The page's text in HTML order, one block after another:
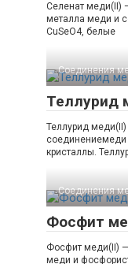
Селенат меди(II)
металла меди и
CuSeO4, белые
Соединения
Теллурид
Теллурид
соединениемеди
кристаллы.
Соединения
Фосфит
Фосфит меди(II)
меди и